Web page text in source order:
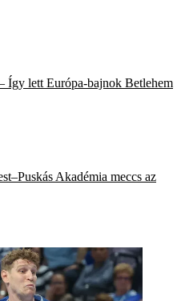
Így lett Európa-bajnok Betlehem
Akadémia meccs az